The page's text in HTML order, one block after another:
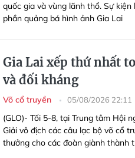
quốc gia và vùng lãnh thổ. Sự
phần quảng bá hình ảnh Gia Lai
Gia Lai xếp thứ nhất
và đối kháng
Võ cổ truyền 05/08/2026 22:11
(GLO)- Tối 5-8, tại Trung tâm Hội
Giải vô địch các câu lạc bộ võ cổ
thưởng cho các đoàn giành thành